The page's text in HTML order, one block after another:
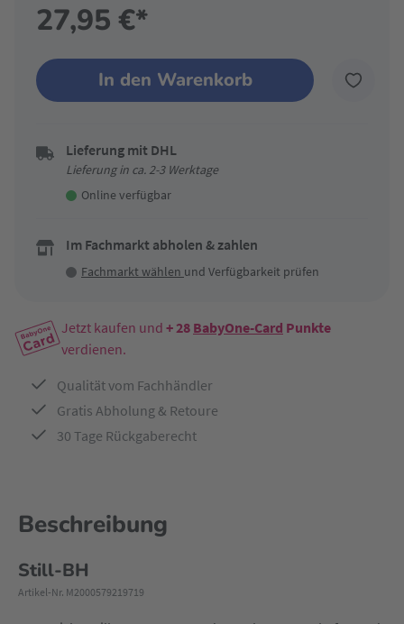
27,95 €*
In den Warenkorb
Lieferung mit DHL
Lieferung in ca. 2-3 Werktage
Online verfügbar
Im Fachmarkt abholen & zahlen
Fachmarkt wählen und Verfügbarkeit prüfen
Jetzt kaufen und + 28 BabyOne-Card Punkte
verdienen.
Qualität vom Fachhändler
Gratis Abholung & Retoure
30 Tage Rückgaberecht
Beschreibung
Still-BH
Artikel-Nr. M2000579219719